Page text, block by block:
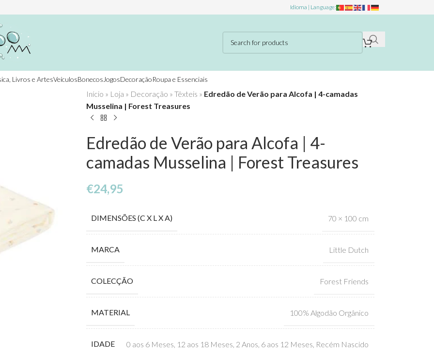
Idioma | Language:
Livros e ArtesVeículosBonecos JogosDecoraçãoRoupa e Essenciais
Início » Loja » Decoração » Têxteis » Edredão de Verão para Alcofa | 4-camadas
Musselina | Forest Treasures
Edredão de Verão para Alcofa | 4-
camadas Musselina | Forest Treasures
€24,95
DIMENSÕES (C X L X A) 70 × 100 cm
MARCA Little Dutch
COLECÇÃO Forest Friends
MATERIAL 100% Algodão Orgânico
IDADE 0 aos 6 Meses 12 aos 18 Meses 2 Anos 6 aos 12 Meses Recém Nascido